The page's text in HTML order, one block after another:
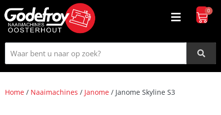
0
Home / Naaimachines / Janome / Janome Skyline S3